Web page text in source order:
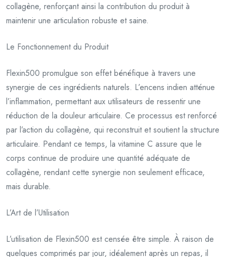
collagène, renforçant ainsi la contribution du produit à
maintenir une articulation robuste et saine.
Le Fonctionnement du Produit
Flexin500 promulgue son effet bénéfique à travers une
synergie de ces ingrédients naturels. L’encens indien atténue
l’inflammation, permettant aux utilisateurs de ressentir une
réduction de la douleur articulaire. Ce processus est renforcé
par l’action du collagène, qui reconstruit et soutient la structure
articulaire. Pendant ce temps, la vitamine C assure que le
corps continue de produire une quantité adéquate de
collagène, rendant cette synergie non seulement efficace,
mais durable.
L’Art de l’Utilisation
L’utilisation de Flexin500 est censée être simple. À raison de
quelques comprimés par jour, idéalement après un repas, il